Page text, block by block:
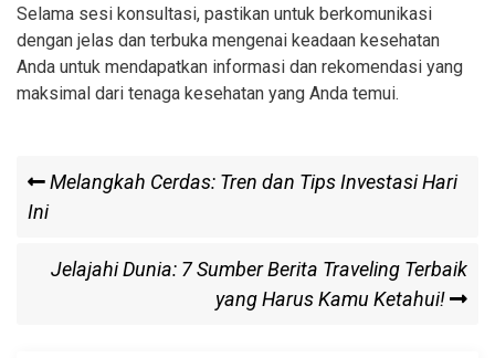
Selama sesi konsultasi, pastikan untuk berkomunikasi
dengan jelas dan terbuka mengenai keadaan kesehatan
Anda untuk mendapatkan informasi dan rekomendasi yang
maksimal dari tenaga kesehatan yang Anda temui.
Post
Previous
Post
Melangkah Cerdas: Tren dan Tips Investasi Hari
Ini
NextJelajahi Dunia: 7 Sumber Berita Traveling Terbaik
yang Harus Kamu Ketahui!